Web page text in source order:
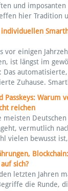
und
hier Tradition
individuellen
vor einigen
ist längst im
Das automatisierte,
Zuhause.
Passkeys: Warum
reichen
meisten
vermutlich
vielen bewusst
sich?
letzten Jahren
die Runde,